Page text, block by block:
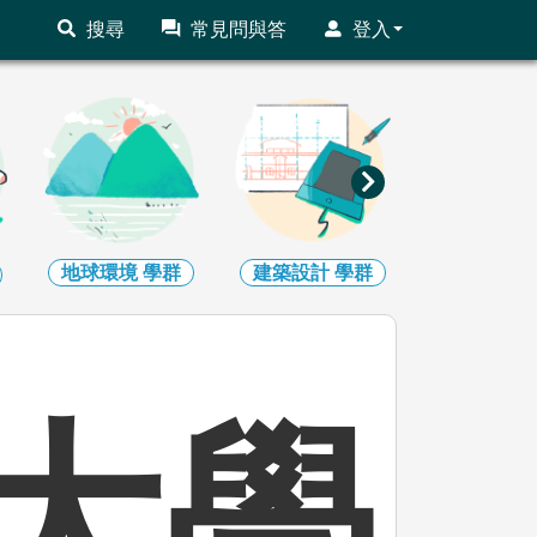
搜尋 常見問與答 登入
建築設計學群 藝術學群